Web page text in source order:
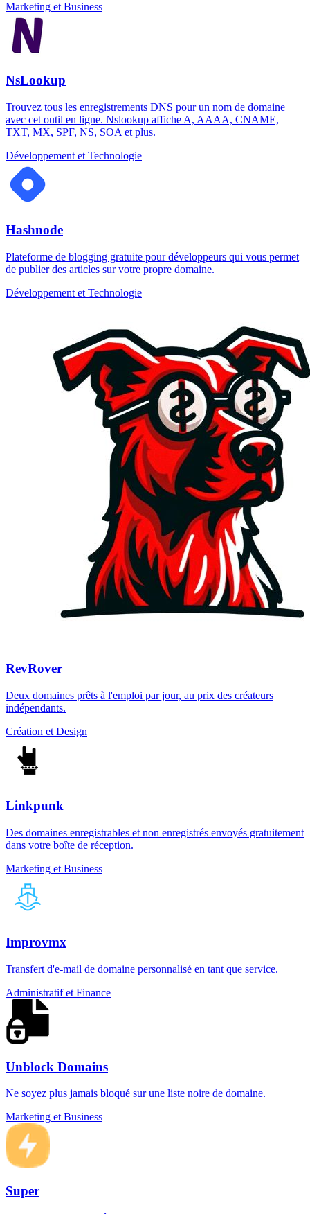
Marketing et Business
NsLookup
Trouvez tous les enregistrements DNS pour un nom de domaine
avec cet outil en ligne. Nslookup affiche A, AAAA, CNAME,
TXT, MX, SPF, NS, SOA et plus.
Développement et Technologie
Hashnode
Plateforme de blogging gratuite pour développeurs qui vous permet
de publier des articles sur votre propre domaine.
Développement et Technologie
RevRover
Deux domaines prêts à l'emploi par jour, au prix des créateurs
indépendants.
Création et Design
Linkpunk
Des domaines enregistrables et non enregistrés envoyés gratuitement
dans votre boîte de réception.
Marketing et Business
Improvmx
Transfert d'e-mail de domaine personnalisé en tant que service.
Administratif et Finance
Unblock Domains
Ne soyez plus jamais bloqué sur une liste noire de domaine.
Marketing et Business
Super